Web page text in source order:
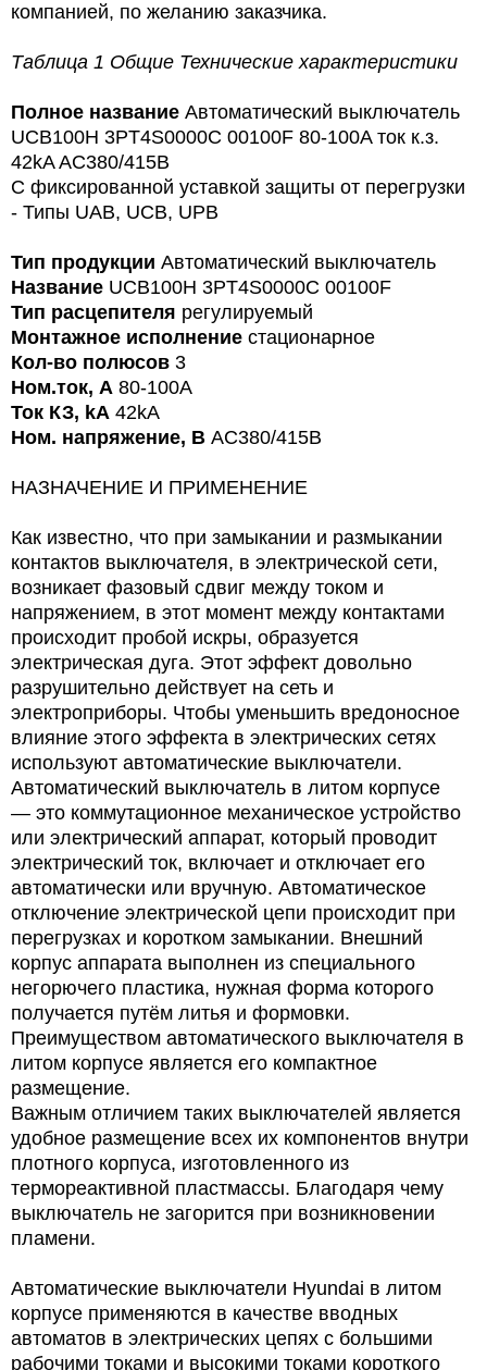
компанией, по желанию заказчика.
Таблица 1 Общие Технические характеристики
Полное название Автоматический выключатель
UCB100H 3PT4S0000C 00100F 80-100A ток к.з.
42kA AC380/415В
С фиксированной уставкой защиты от перегрузки
- Типы UAB, UCB, UPB
Тип продукции Автоматический выключатель
Название UCB100H 3PT4S0000C 00100F
Тип расцепителя регулируемый
Монтажное исполнение стационарное
Кол-во полюсов 3
Ном.ток, А 80-100A
Ток КЗ, kA 42kA
Ном. напряжение, В AC380/415В
НАЗНАЧЕНИЕ И ПРИМЕНЕНИЕ
Как известно, что при замыкании и размыкании
контактов выключателя, в электрической сети,
возникает фазовый сдвиг между током и
напряжением, в этот момент между контактами
происходит пробой искры, образуется
электрическая дуга. Этот эффект довольно
разрушительно действует на сеть и
электроприборы. Чтобы уменьшить вредоносное
влияние этого эффекта в электрических сетях
используют автоматические выключатели.
Автоматический выключатель в литом корпусе
— это коммутационное механическое устройство
или электрический аппарат, который проводит
электрический ток, включает и отключает его
автоматически или вручную. Автоматическое
отключение электрической цепи происходит при
перегрузках и коротком замыкании. Внешний
корпус аппарата выполнен из специального
негорючего пластика, нужная форма которого
получается путём литья и формовки.
Преимуществом автоматического выключателя в
литом корпусе является его компактное
размещение.
Важным отличием таких выключателей является
удобное размещение всех их компонентов внутри
плотного корпуса, изготовленного из
термореактивной пластмассы. Благодаря чему
выключатель не загорится при возникновении
пламени.
Автоматические выключатели Hyundai в литом
корпусе применяются в качестве вводных
автоматов в электрических цепях с большими
рабочими токами и высокими токами короткого